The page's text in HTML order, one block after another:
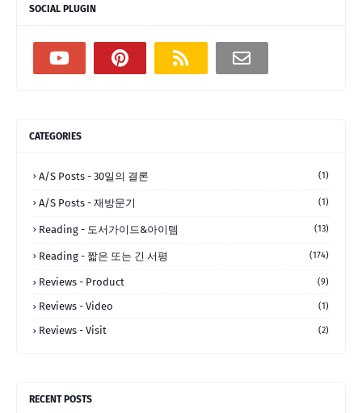
SOCIAL PLUGIN
CATEGORIES
A/S Posts - 30일의 결론 (1)
A/S Posts - 재방문기 (1)
Reading - 도서가이드&아이템 (13)
Reading - 짧은 또는 긴 서평 (174)
Reviews - Product (9)
Reviews - Video (1)
Reviews - Visit (2)
RECENT POSTS